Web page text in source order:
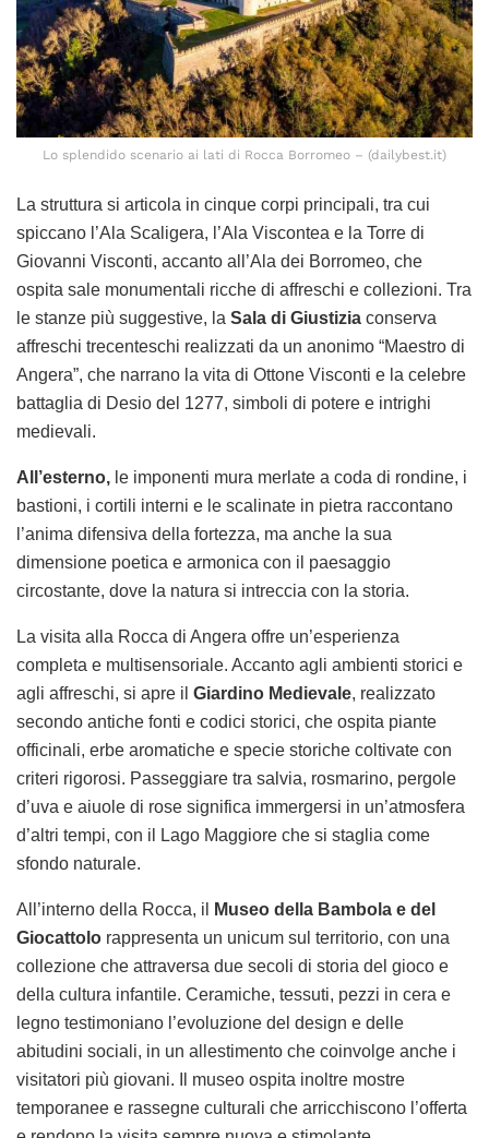
Lo splendido scenario ai lati di Rocca Borromeo – (dailybest.it)
La struttura si articola in cinque corpi principali, tra cui
spiccano l’Ala Scaligera, l’Ala Viscontea e la Torre di
Giovanni Visconti, accanto all’Ala dei Borromeo, che
ospita sale monumentali ricche di affreschi e collezioni. Tra
le stanze più suggestive, la Sala di Giustizia conserva
affreschi trecenteschi realizzati da un anonimo “Maestro di
Angera”, che narrano la vita di Ottone Visconti e la celebre
battaglia di Desio del 1277, simboli di potere e intrighi
medievali.
All’esterno, le imponenti mura merlate a coda di rondine, i
bastioni, i cortili interni e le scalinate in pietra raccontano
l’anima difensiva della fortezza, ma anche la sua
dimensione poetica e armonica con il paesaggio
circostante, dove la natura si intreccia con la storia.
La visita alla Rocca di Angera offre un’esperienza
completa e multisensoriale. Accanto agli ambienti storici e
agli affreschi, si apre il Giardino Medievale, realizzato
secondo antiche fonti e codici storici, che ospita piante
officinali, erbe aromatiche e specie storiche coltivate con
criteri rigorosi. Passeggiare tra salvia, rosmarino, pergole
d’uva e aiuole di rose significa immergersi in un’atmosfera
d’altri tempi, con il Lago Maggiore che si staglia come
sfondo naturale.
All’interno della Rocca, il
Museo della Bambola e del
Giocattolo rappresenta un unicum sul territorio, con una
collezione che attraversa due secoli di storia del gioco e
della cultura infantile. Ceramiche, tessuti, pezzi in cera e
legno testimoniano l’evoluzione del design e delle
abitudini sociali, in un allestimento che coinvolge anche i
visitatori più giovani. Il museo ospita inoltre mostre
temporanee e rassegne culturali che arricchiscono l’offerta